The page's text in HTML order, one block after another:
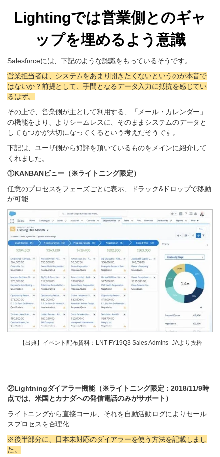
Lightingでは営業側とのギャ
ップを埋めるよう意識
Salesforceには、下記のような認識をもっているそうです。
営業担当者は、システムをあまり開きたくないというのが本音で
はないか？前提として、手間となるデータ入力に抵抗を感じてい
るはず。
その上で、営業側が主として利用する、「メール・カレンダー」
の機能をより、より シームレスに、そのままシステムのデータと
してもつかが大切になってくるという考えだそうです。
下記は、ユーザ側から好評を頂いているものをメインに紹介して
くれました。
①KANBANビュー（※ライトニング限定）
任意のプロセスをフェーズごとに表示、
ドラック&ドロップで移動
が可能
【出典】イベント配布資料：LNT FY19Q3 Sales Admins_JAより抜粋
②Lightningダイアラー機能（※ライトニング限定：2018/11/9時
点では、米国とカナダへの発信電話のみがサポート）
ライトニングから直接コール
それを自動活動ログによりセール
スプロセスを合理化
※後半部分に、日本未対応のダイアラーを使う方法を記載しまし
た。